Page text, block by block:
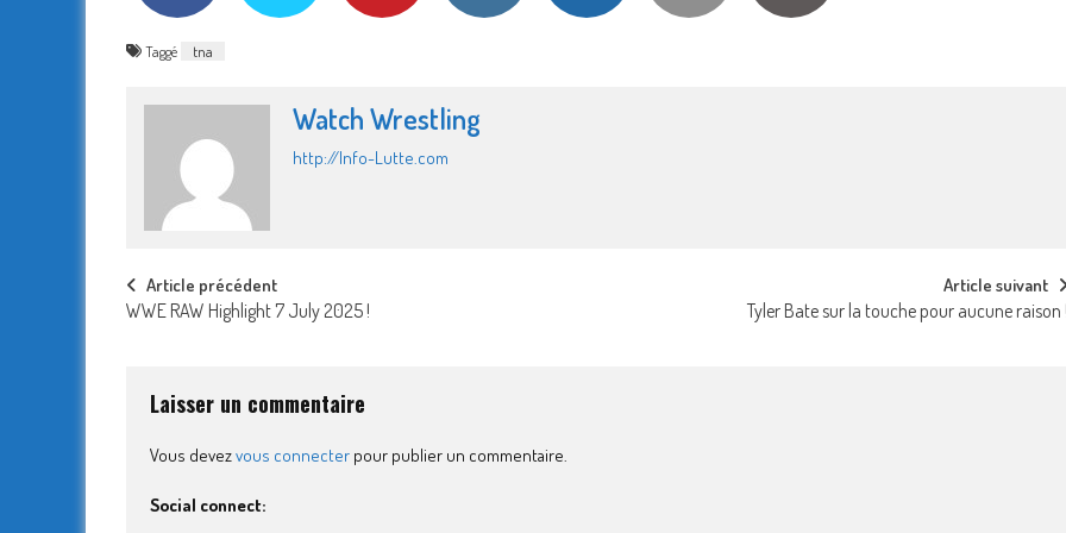
Taggé tna
Watch Wrestling
http://Info-Lutte.com
Post
Article précédent
WWE RAW Highlight 7 July 2025 !
Article suivant
Tyler Bate sur la touche pour aucune raison
Laisser un commentaire
Vous devezvous connecter pour publier un commentaire.
Social connect: